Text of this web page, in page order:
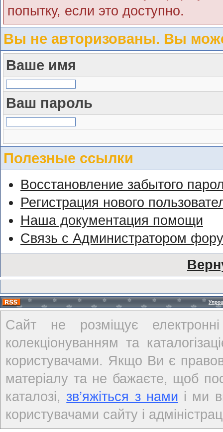
попытку, если это доступно.
Вы не авторизованы. Вы
Ваше имя
Ваш пароль
Полезные ссылки
Восстановление забытого
Регистрация нового
Наша документация помощи
Связь с Администратором
Сайт не розміщує
колекціонуванням та
користувачами. Якщо Ви є
матеріалу та не бажаєте, щоб
каталозі,зв’яжіться з нами і ми
користувачами сайту і